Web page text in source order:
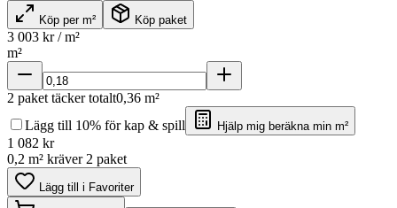
Köp per m² Köp paket
3 003 kr / m²
m²
2 paket täcker totalt0,36 m²
Lägg till 10% för kap & spill
Hjälp mig beräkna min m²
1 082 kr
0,2 m² kräver 2 paket
Lägg till i Favoriter